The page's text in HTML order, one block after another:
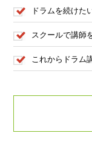
ドラムを続けた
スクールで講師
これからドラム